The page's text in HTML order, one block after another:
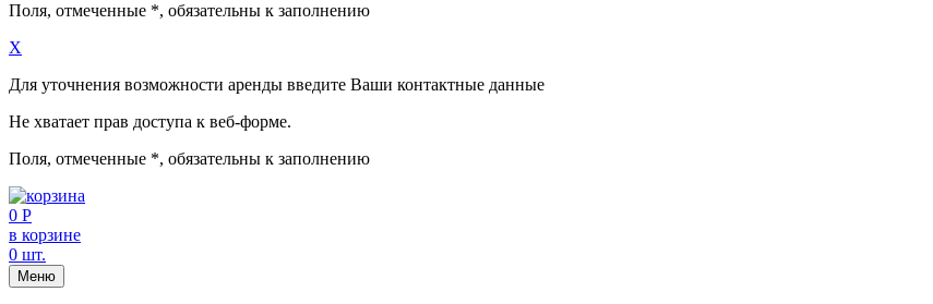
Поля, отмеченные *, обязательны к заполнению
X
Для уточнения возможности аренды введите Ваши контактные данные
Не хватает прав доступа к веб-форме.
Поля, отмеченные *, обязательны к заполнению
0 Р
в корзине
0 шт.
Меню